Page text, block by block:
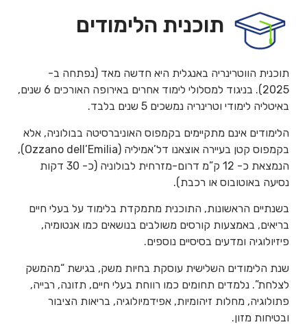
תוכנית הלימודים
תוכנית הווטרינריה באנגלית היא חדשה מאד (נפתחה ב-
2025). בניגוד למסלולי לימוד אחרים באירופה האורכים 6 שנים,
באיטליה לימודי וטרינריה נמשכים 5 שנים בלבד.
הלימודים אינם מתקיימים בקמפוס האוניברסיטה בבולוניה, אלא
בקמפוס קטן בעיירה אוצאנו דל’אמיליה (Ozzano dell’Emilia),
הנמצאת כ- 12 ק”מ דרום-מזרחית לבולוניה (כ- 30 דקות
נסיעה באוטובוס או רכבת).
בשנתיים הראשונות, התוכנית מתמקדת בלימוד על בעלי חיים
בריאים, באמצעות קורסים משולבים בנושאים כמו אנטומיה,
פיזיולוגיה ומדעים בסיסיים נוספים.
שנת הלימודים השלישית עוסקת בחיות משק, בגישת “מהמשק
לצלחת”. נלמדים תחומים כמו רווחת בעלי חיים, תזונה, רבייה,
פתולוגיה, מחלות זיהומיות, אפידמיולוגיה, בריאות הציבור
ובטיחות מזון.